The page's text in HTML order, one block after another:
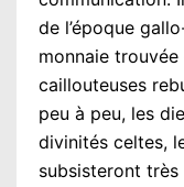
de l’époque
monnaie
caillouteuses
peu à peu, les
divinités celtes,
subsisteront